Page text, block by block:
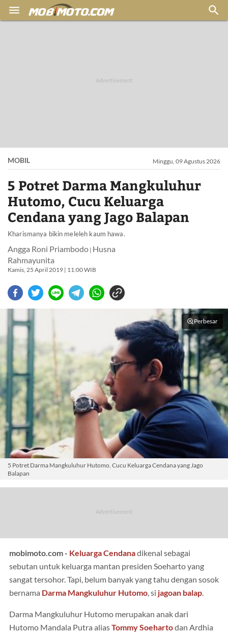
 
MOBIL Minggu, 09 Agustus 2026
5 Potret Darma Mangkuluhur
Hutomo, Cucu Keluarga
Cendana yang Jago Balapan
Kharismanya bikin meleleh kaum hawa.
Angga Roni Priambodo | Husna
Rahmayunita
Kamis, 25 April 2019 | 11:00 WIB
Perbesar
5 Potret Darma Mangkuluhur Hutomo, Cucu Keluarga Cendana yang Jago
Balapan
mobimoto.com - Keluarga Cendanadikenal sebagai
sebutan untuk keluarga mantan presiden Soeharto yang
sangat tersohor. Tapi, belum banyak yang tahu dengan sosok
bernama Darma Mangkuluhur Hutomo, si jagoan balap.
Darma Mangkuluhur Hutomo merupakan anak dari
Hutomo Mandala Putra aliasTommy Soehartodan Ardhia